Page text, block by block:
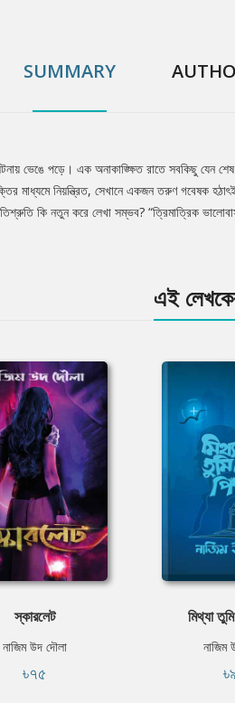
SUMMARY
ভেঙে পড়ে। এক অনাকাঙ্ক্ষিত রাতে সবকিছু যেন
মাধ্যমে নিয়ন্ত্রিত, সেখানে একজন তরুণ গবেষক
কি নতুন করে লেখা সম্ভব? “ত্রিমাত্রিক
এই
স্কারলেট
নাজিম উদ দৌলা
৳৭৫
মিথ্যা
নাজিম